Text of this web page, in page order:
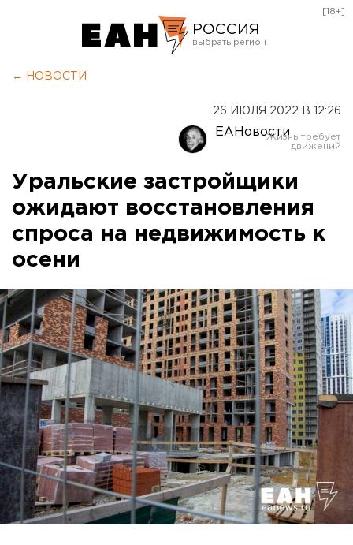
РОССИЯ
Оренбург
[18+]
← НОВОСТИ
26 ИЮЛЯ 2022 В 12:26
ЕАНовости
Уральские застройщики
ожидают восстановления
спроса на недвижимость к
осени